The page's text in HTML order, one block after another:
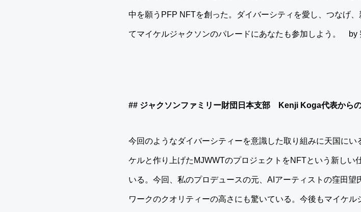
中を願うPFP NFTを創った。ダイバーシティを愛し、つなげ
てマイケルジャクソンのパレードにあなたも参加しよう。 by
## ジャクソンファミリー財団日本支部 Kenji Koga代表から
今回のようなダイバーシティーを意識した取り組みに天国に
ケルと作り上げたMJWWTのプロジェクトをNFTという新しい
いる。今回、私のプロデュースの元、AIアーティストの窪田
ワークのクオリティーの高さにも驚いている。今後もマイケ